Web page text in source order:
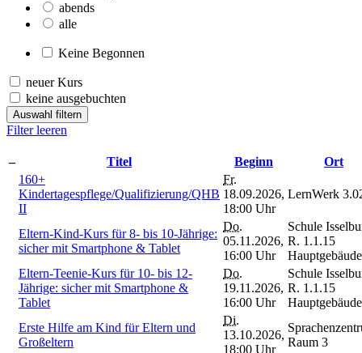
abends
alle
Keine Begonnen
neuer Kurs
keine ausgebuchten
Auswahl filtern
Filter leeren
– Titel Beginn
Ort
160+
Kindertagespflege/Qualifizierung/QHB
II
Fr.
18.09.2026,
18:00 Uhr
LernWerk
Eltern-Kind-Kurs für 8- bis 10-Jährige:
sicher mit Smartphone & Tablet
Do.
05.11.2026,
16:00 Uhr
Schule
R. 1.1.15
Hauptgebäude
Eltern-Teenie-Kurs für 10- bis 12-
Jährige: sicher mit Smartphone &
Tablet
Do.
19.11.2026,
16:00 Uhr
Schule
R. 1.1.15
Hauptgebäude
Erste Hilfe am Kind für Eltern und
Großeltern
Di.
13.10.2026,
18:00 Uhr
Raum 3